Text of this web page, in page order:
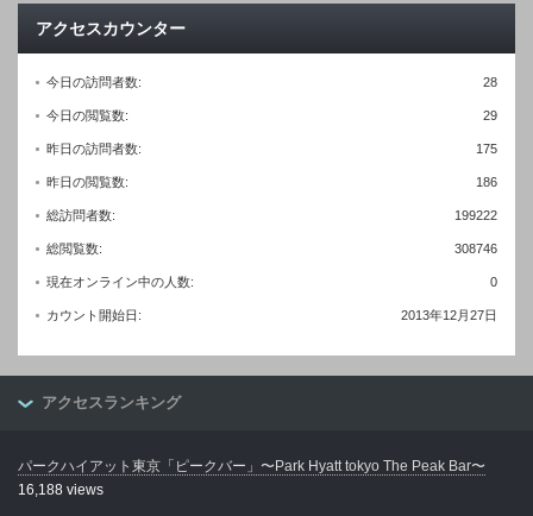
アクセスカウンター
28
今日の訪問者数:
29
今日の閲覧数:
175
昨日の訪問者数:
186
昨日の閲覧数:
199222
総訪問者数:
308746
総閲覧数:
0
現在オンライン中の人数:
2013年12月27日
カウント開始日:
アクセスランキング
パークハイアット東京「ピークバー」〜Park Hyatt tokyo The Peak Bar〜
16,188 views